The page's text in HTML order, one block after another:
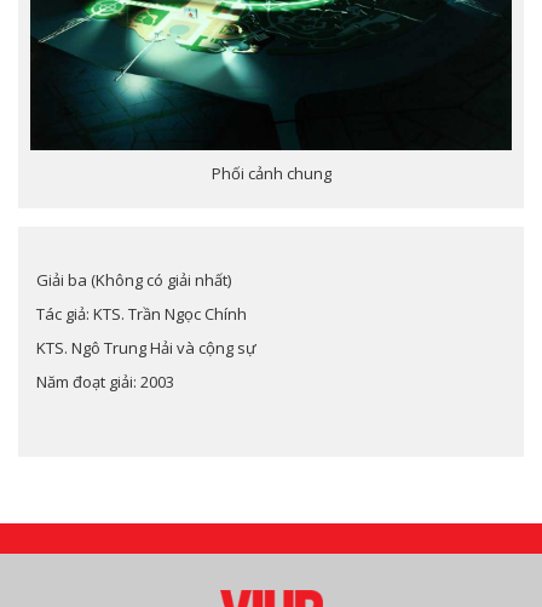
Phối cảnh chung
Giải ba (Không có giải nhất)
Tác giả: KTS. Trần Ngọc Chính
KTS. Ngô Trung Hải và cộng sự
Năm đoạt giải: 2003